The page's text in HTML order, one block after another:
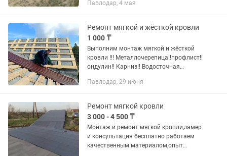
Павлодар, 4 мая
Ремонт мягкой и жёсткой кровли
1 000 ₸
Выполним монтаж мягкой и жёсткой
кровли !!! Металлочерепица!!профлист!!
ондулин!! Карниз!! Водосточная
подключ и многое другое .также цены
Павлодар, 29 июня
Ремонт мягкой кровли
3 000 - 4 500 ₸
Монтаж и ремонт мягкой кровли,замер
и консультация бесплатно работаем
качественным материалом,опыт